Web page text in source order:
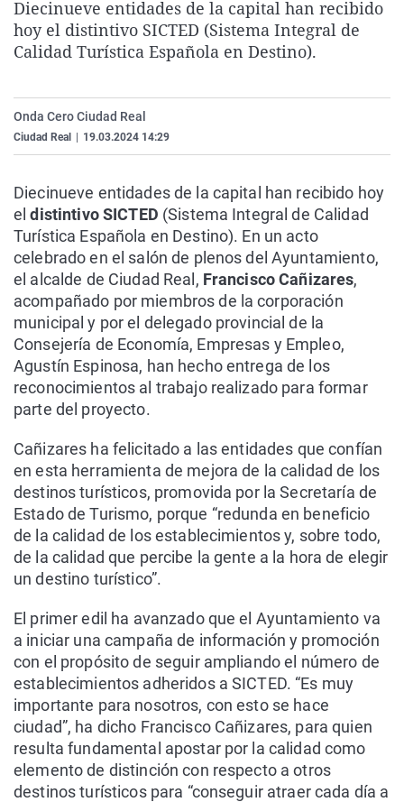
La rosa de los vientos
Gente viajera
Caso
Retornados
Extremadura
Galicia
Virales
Televisión
Diecinueve entidades de la capital han recibido
hoy el distintivo SICTED (Sistema Integral de
Calidad Turística Española en Destino).
Onda Cero Ciudad Real
Ciudad Real 19.03.2024 14:29
Diecinueve entidades de la capital han recibido hoy
el distintivo SICTED (Sistema Integral de Calidad
Turística Española en Destino). En un acto
celebrado en el salón de plenos del Ayuntamiento,
el alcalde de Ciudad Real, Francisco Cañizares,
acompañado por miembros de la corporación
municipal y por el delegado provincial de la
Consejería de Economía, Empresas y Empleo,
Agustín Espinosa, han hecho entrega de los
reconocimientos al trabajo realizado para formar
parte del proyecto.
Cañizares ha felicitado a las entidades que confían
en esta herramienta de mejora de la calidad de los
destinos turísticos, promovida por la Secretaría de
Estado de Turismo, porque “redunda en beneficio
de la calidad de los establecimientos y, sobre todo,
de la calidad que percibe la gente a la hora de elegir
un destino turístico”.
El primer edil ha avanzado que el Ayuntamiento va
a iniciar una campaña de información y promoción
con el propósito de seguir ampliando el número de
establecimientos adheridos a SICTED. “Es muy
importante para nosotros, con esto se hace
ciudad”, ha dicho Francisco Cañizares, para quien
resulta fundamental apostar por la calidad como
elemento de distinción con respecto a otros
destinos turísticos para “conseguir atraer cada día a